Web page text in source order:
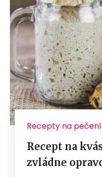
Recepty na pečení
Recept na
zvládne